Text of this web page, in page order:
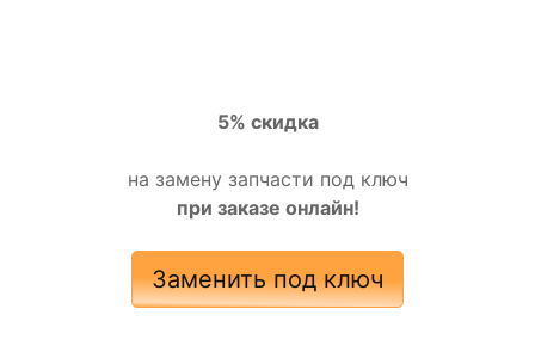
5% скидка
на замену запчасти под ключ
при заказе онлайн!
Заменить под ключ